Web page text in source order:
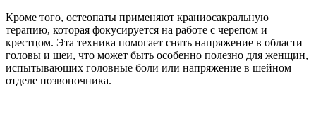
Кроме того, остеопаты применяют краниосакральную
терапию, которая фокусируется на работе с черепом и
крестцом. Эта техника помогает снять напряжение в области
головы и шеи, что может быть особенно полезно для женщин,
испытывающих головные боли или напряжение в шейном
отделе позвоночника.